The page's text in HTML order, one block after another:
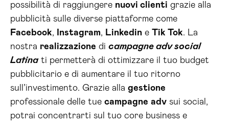
possibilità di raggiungere nuovi clienti grazie alla
pubblicità sulle diverse piattaforme come
Facebook, Instagram, Linkedin e Tik Tok. La
nostra realizzazione di campagne adv social
Latinati permetterà di ottimizzare il tuo budget
pubblicitario e di aumentare il tuo ritorno
sull’investimento. Grazie alla gestione
professionale delle tue campagne adv sui social,
potrai concentrarti sul tuo core business e